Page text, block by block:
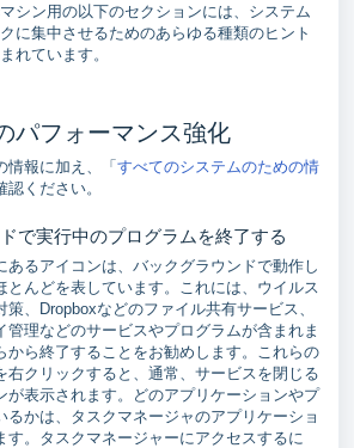
マシン用の以下のセクションには、システム
に集中させるためのあらゆる種類のヒント
れています。
パフォーマンス強化
情報に加え、「 すべてのシステムのための情
認ください。
で実行中のプログラムを終了する
あるアイコンは、バックグラウンドで動作し
とんどを表しています。これには、ウイルス
、Dropboxなどのファイル共有サービス、
管理などのサービスやプログラムが含まれま
から終了することをお勧めします。これらの
右クリックすると、通常、サービスを閉じる
が表示されます。どのアプリケーションやプ
るかは、タスクマネージャのアプリケーショ
す。タスクマネージャーにアクセスするに